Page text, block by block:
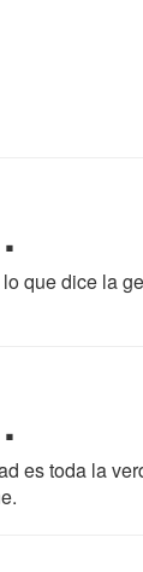
que dice la
es toda la